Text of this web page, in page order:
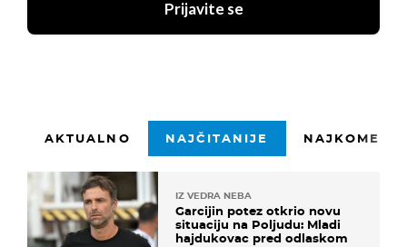
Prijavite se
AKTUALNO NAJČITANIJE
IZ VEDRA NEBA
Garcijin potez otkrio novu
situaciju na Poljudu: Mladi
hajdukovac pred odlaskom